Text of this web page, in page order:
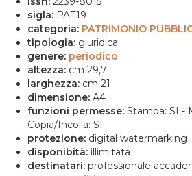
sigla: PAT19
categoria: PATRIMONIO
tipologia: giuridica
genere: periodico
altezza: cm 29,7
larghezza: cm 21
dimensione: A4
funzioni permesse: Stampa: SI -
Copia/Incolla: SI
protezione: digital watermarking
disponibità: illimitata
destinatari: professionale